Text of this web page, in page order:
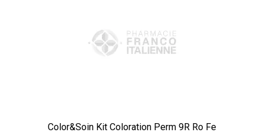
Color&Soin Kit Coloration Perm 9R Ro Fe